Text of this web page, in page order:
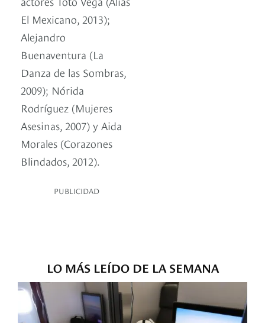
El Mexicano, 2013);
Alejandro
Buenaventura (La
Danza de las Sombras,
2009); Nórida
Rodríguez (Mujeres
Asesinas, 2007) y Aida
Morales (Corazones
Blindados, 2012).
PUBLICIDAD
LO MÁS LEÍDO DE LA SEMANA